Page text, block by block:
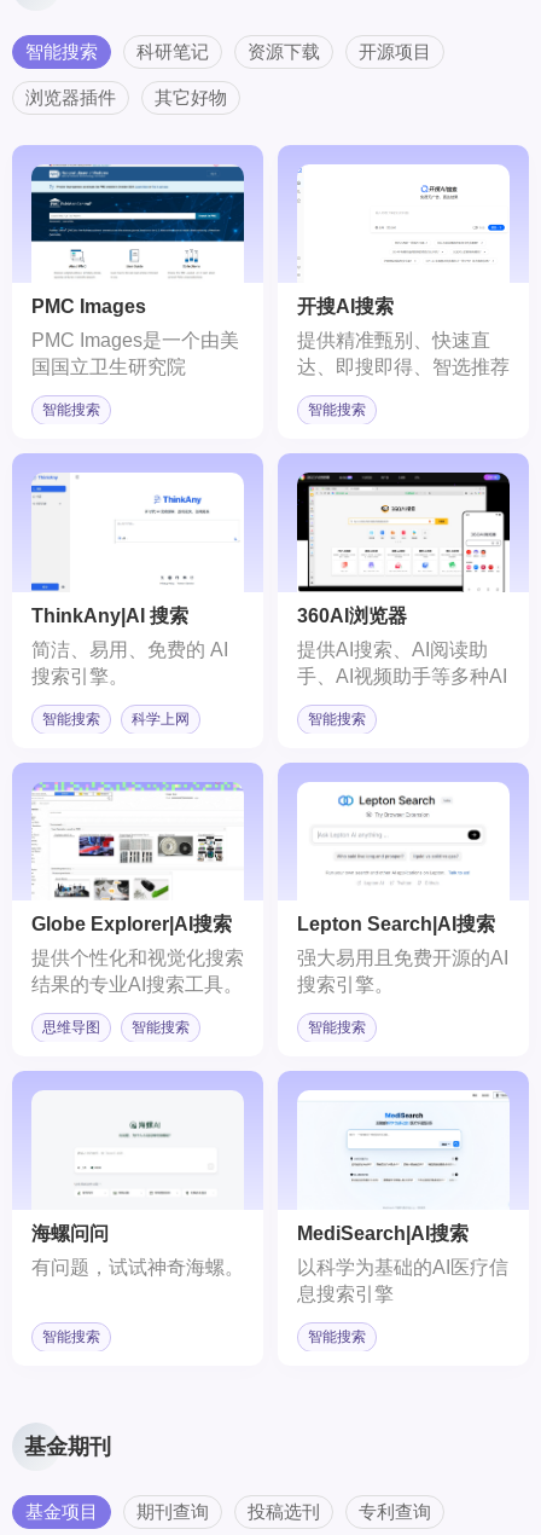
智能搜索 科研笔记 资源下载 开源项目
浏览器插件 其它好物
PMC Images
PMC Images是一个由美
国国立卫生研究院
（National Institutes of
Health, NIH）开发的科
PubMed数据库，为用户
提供了一个丰富的科研图
片资源库。
智能搜索
开搜AI搜索
提供精准甄别、快速直
达、即搜即得、智选推荐
等功能的AI搜索引擎工
具。
智能搜索
ThinkAny|AI 搜索
简洁、易用、免费的 AI
搜索引擎。
智能搜索 科学上网
360AI浏览器
提供AI搜索、AI阅读助
手、AI视频助手等多种AI
辅助助手的新一代浏览
器。
智能搜索
Globe Explorer|AI搜索
提供个性化和视觉化搜索
结果的专业AI搜索工具。
思维导图 智能搜索
Lepton Search|AI搜索
引擎
强大易用且免费开源的AI
搜索引擎。
智能搜索
海螺问问
有问题，试试神奇海螺。
智能搜索
MediSearch|AI搜索
以科学为基础的AI医疗信
息搜索引擎
智能搜索
基金期刊
基金项目 期刊查询 投稿选刊 专利查询